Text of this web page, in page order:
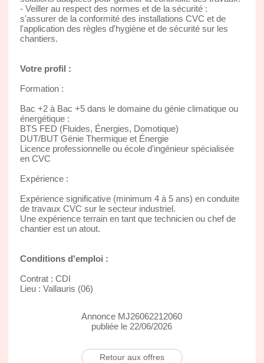
- Veiller au respect des normes et de la sécurité :
s'assurer de la conformité des installations CVC et de
l'application des règles d'hygiène et de sécurité sur les
chantiers.
Votre profil :
Formation :
Bac +2 à Bac +5 dans le domaine du génie climatique ou
énergétique :
BTS FED (Fluides, Énergies, Domotique)
DUT/BUT Génie Thermique et Énergie
Licence professionnelle ou école d'ingénieur spécialisée
en CVC
Expérience :
Expérience significative (minimum 4 à 5 ans) en conduite
de travaux CVC sur le secteur industriel.
Une expérience terrain en tant que technicien ou chef de
chantier est un atout.
Conditions d'emploi :
Contrat : CDI
Lieu : Vallauris (06)
Annonce MJ26062212060
publiée le 22/06/2026
Retour aux offres